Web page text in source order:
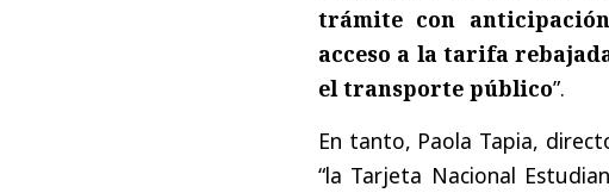
trámite con
acceso a la tarifa
el transporte público”.
En tanto, Paola Tapia,
“la Tarjeta Nacional